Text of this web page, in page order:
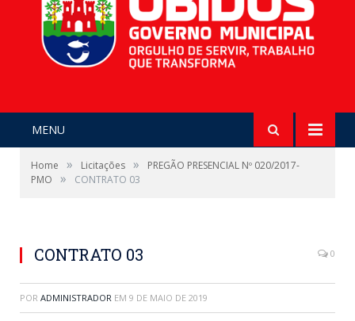
MENU
Home » Licitações »
PREGÃO PRESENCIAL Nº 020/2017-
PMO
» CONTRATO 03
CONTRATO 03 0
POR ADMINISTRADOR EM 9 DE MAIO DE 2019